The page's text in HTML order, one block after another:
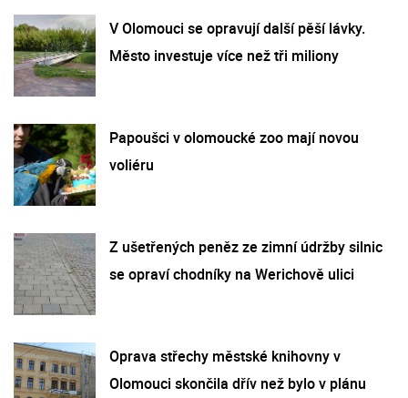
V Olomouci se opravují další pěší lávky.
Město investuje více než tři miliony
Papoušci v olomoucké zoo mají novou
voliéru
Z ušetřených peněz ze zimní údržby silnic
se opraví chodníky na Werichově ulici
Oprava střechy městské knihovny v
Olomouci skončila dřív než bylo v plánu